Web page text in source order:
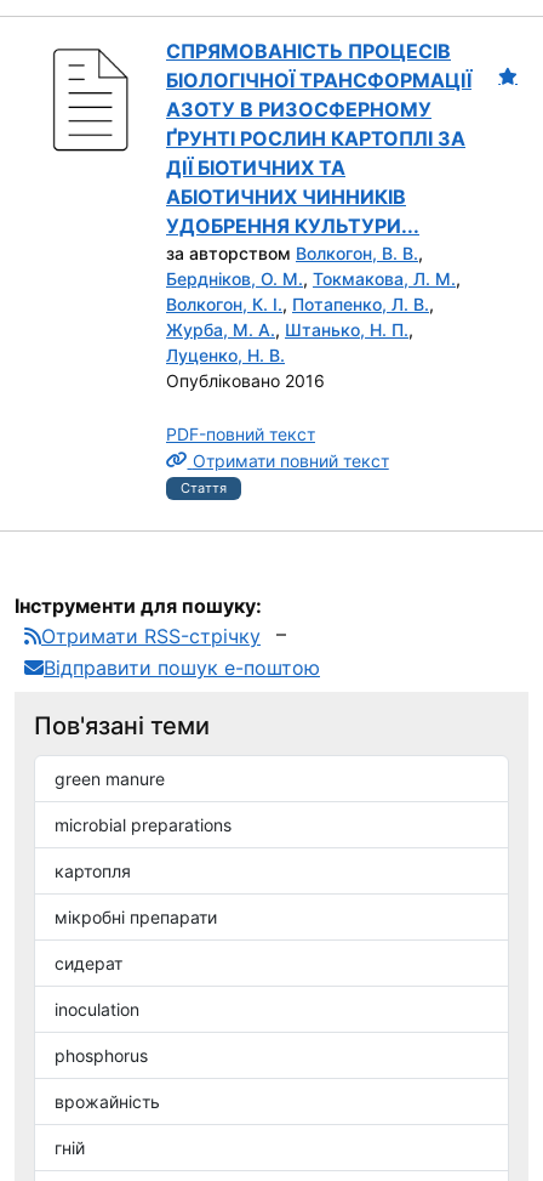
СПРЯМОВАНІСТЬ ПРОЦЕСІВ
БІОЛОГІЧНОЇ ТРАНСФОРМАЦІЇ
АЗОТУ В РИЗОСФЕРНОМУ
ҐРУНТІ РОСЛИН КАРТОПЛІ ЗА
ДІЇ БІОТИЧНИХ ТА
АБІОТИЧНИХ ЧИННИКІВ
УДОБРЕННЯ КУЛЬТУРИ...
за авторством Волкогон, В. В.,
Бердніков, О. М., Токмакова, Л. М.,
Волкогон, К. І., Потапенко, Л. В.,
Журба, М. А., Штанько, Н. П.,
Луценко, Н. В.
Опубліковано 2016
PDF-повний текст
Отримати повний текст
Стаття
Інструменти для пошуку:
Отримати RSS-стрічку
Відправити пошук е-поштою
Пов'язані теми
green manure
microbial preparations
картопля
мікробні препарати
сидерат
inoculation
phosphorus
врожайність
гній